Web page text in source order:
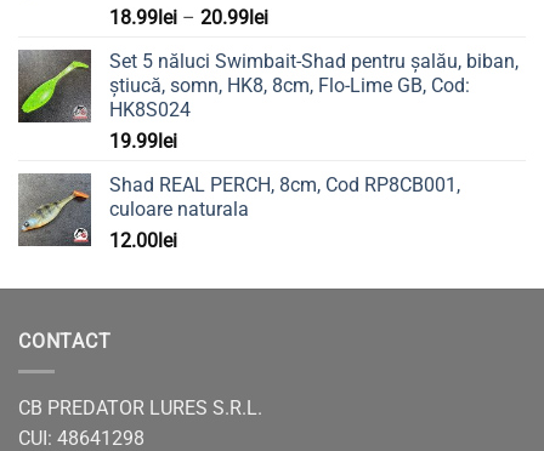
18.99 lei – 20.99 leiInterval
prețuri:
18.99lei
Set 5 năluci Swimbait-Shad pentru șalău, biban,
știucă, somn, HK8, 8cm, Flo-Lime GB, Cod:
HK8S024
19.99 lei
Shad REAL PERCH, 8cm, Cod RP8CB001,
culoare naturala
12.00 lei
CONTACT
CB PREDATOR LURES S.R.L.
CUI: 48641298